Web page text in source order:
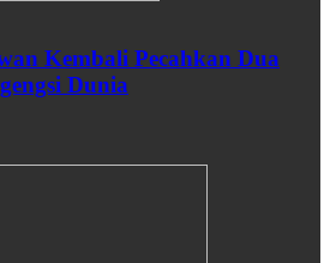
Kembali Pecahkan Dua
Dunia